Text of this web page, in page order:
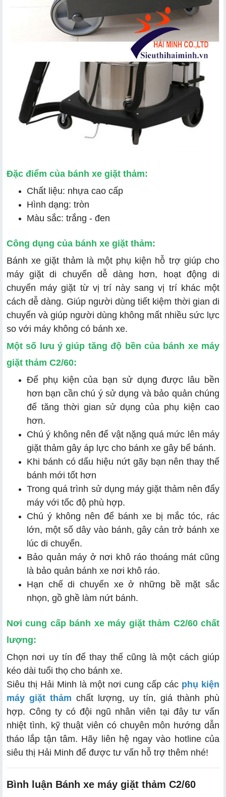
Đặc điểm của bánh xe giặt thảm:
Chất liệu: nhựa cao cấp
Hình dạng: tròn
Màu sắc: trắng - đen
Công dụng của bánh xe giặt thảm:
Bánh xe giặt thảm là một phụ kiện hỗ trợ giúp cho
máy giặt di chuyển dễ dàng hơn, hoạt động di
chuyển máy giặt từ vị trí này sang vị trí khác một
cách dễ dàng. Giúp người dùng tiết kiệm thời gian di
chuyển và giúp người dùng không mất nhiều sức lực
so với máy không có bánh xe.
Một số lưu ý giúp tăng độ bền của bánh xe máy
giặt thảm C2/60:
Để phụ kiện của bạn sử dụng được lâu bền
hơn bạn cần chú ý sử dụng và bảo quản chúng
để tăng thời gian sử dụng của phụ kiện cao
hơn.
Chú ý không nên để vật nặng quá mức lên máy
giặt thảm gây áp lực cho bánh xe gây bể bánh.
Khi bánh có dấu hiệu nứt gãy bạn nên thay thế
bánh mới tốt hơn
Trong quá trình sử dụng máy giặt thảm nên đẩy
máy với tốc độ phù hợp.
Chú ý không nên để bánh xe bị mắc tóc, rác
lớn, một số dây vào bánh, gây cản trở bánh xe
lúc di chuyển.
Bảo quản máy ở nơi khô ráo thoáng mát cũng
là bảo quản bánh xe nơi khô ráo.
Hạn chế di chuyển xe ở những bề mặt sắc
nhọn, gồ ghề làm nứt bánh.
Nơi cung cấp bánh xe máy giặt thảm C2/60 chất
lượng:
Chọn nơi uy tín để thay thế cũng là một cách giúp
kéo dài tuổi thọ cho bánh xe.
Siêu thị Hải Minh là một nơi cung cấp các phụ kiện
máy giặt thảm chất lượng, uy tín, giá thành phù
hợp. Công ty có đội ngũ nhân viên tại đây tư vấn
nhiệt tình, kỹ thuật viên có chuyên môn hướng dẫn
tháo lắp tận tâm. Hãy liên hệ ngay vào hotline của
siêu thị Hải Minh để được tư vấn hỗ trợ thêm nhé!
Bình luận Bánh xe máy giặt thảm C2/60